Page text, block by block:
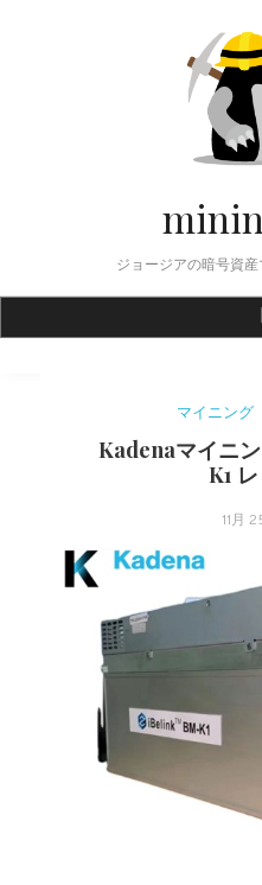
ジョージアの暗号資
マイニング
Kadenaマイニ
K1
11月